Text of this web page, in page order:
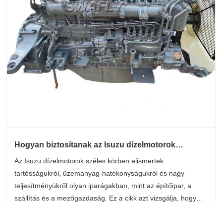
Hogyan biztosítanak az Isuzu dízelmotorok
Az Isuzu dízelmotorok széles körben elismertek
tartósságukról, üzemanyag-hatékonyságukról és nagy
teljesítményükről olyan iparágakban, mint az építőipar, a
szállítás és a mezőgazdaság. Ez a cikk azt vizsgálja, hogy